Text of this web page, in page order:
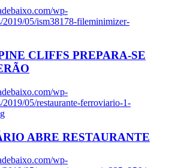
wp-
2019/05/ism38178-fileminimizer-
CLIFFS PREPARA-SE
wp-
2019/05/restaurante-ferroviario-1-
ABRE RESTAURANTE
wp-